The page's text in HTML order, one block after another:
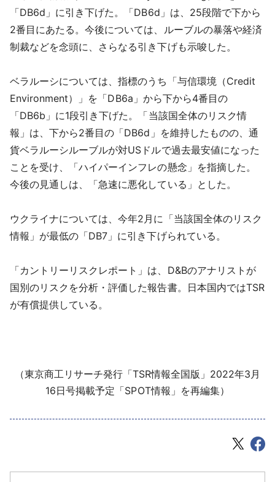
「DB6d」に引き下げた。「DB6d」は、25段階で下から
2番目にあたる。今後については、ルーブルの暴落や経済
制裁などを念頭に、さらなる引き下げも示唆した。
ベラルーシについては、指標のうち「与信環境（Credit
Environment）」を「DB6a」から下から4番目の
「DB6b」に1段引き下げた。「当該国全体のリスク情
報」は、下から2番目の「DB6d」を維持したものの、通
貨ベラルーシルーブルが対USドルで過去最安値になった
ことを受け、「ハイパーインフレの懸念」を指摘した。
今後の見通しは、「急速に悪化している」とした。
ウクライナについては、今年2月に「当該国全体のリスク
情報」が最低の「DB7」に引き下げられている。
「カントリーリスクレポート」は、D&Bのアナリストが
国別のリスクを分析・評価した報告書。日本国内ではTSR
が有償提供している。
（東京商工リサーチ発行「TSR情報全国版」2022年3月
16日号掲載予定「SPOT情報」を再編集）